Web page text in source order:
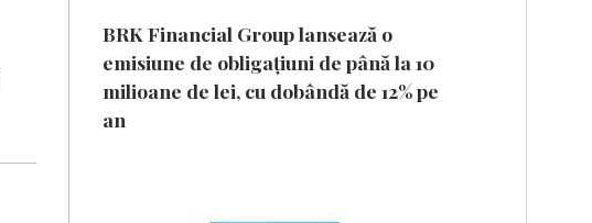
BRK Financial Group lansează o
emisiune de obligațiuni de până la 10
milioane de lei, cu dobândă de 12% pe
an